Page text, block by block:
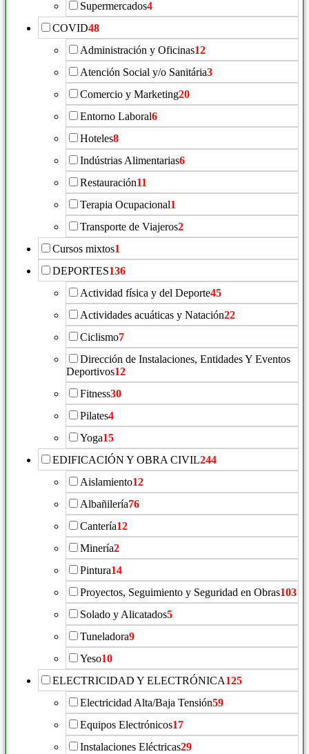
Supermercados4
COVID48
Administración y Oficinas12
Atención Social y/o Sanitária3
Comercio y Marketing20
Entorno Laboral6
Hoteles8
Indústrias Alimentarias6
Restauración11
Terapia Ocupacional1
Transporte de Viajeros2
Cursos mixtos1
DEPORTES136
Actividad física y del Deporte45
Actividades acuáticas y Natación22
Ciclismo7
Dirección de Instalaciones, Entidades Y Eventos
Deportivos12
Fitness30
Pilates4
Yoga15
EDIFICACIÓN Y OBRA CIVIL244
Aislamiento12
Albañilería76
Cantería12
Minería2
Pintura14
Proyectos, Seguimiento y Seguridad en Obras103
Solado y Alicatados5
Tuneladora9
Yeso10
ELECTRICIDAD Y ELECTRÓNICA125
Electricidad Alta/Baja Tensión59
Equipos Electrónicos17
Instalaciones Eléctricas29